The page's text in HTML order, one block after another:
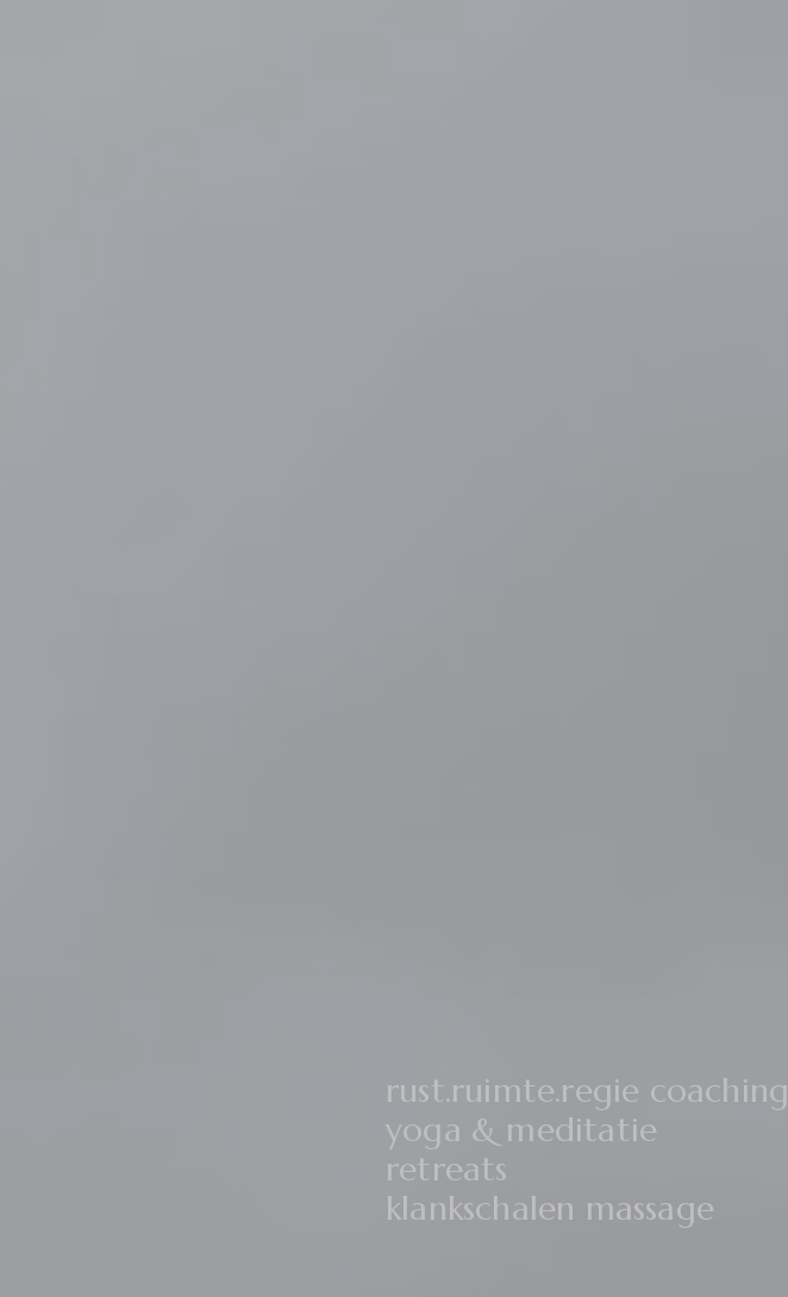
rust.ruimte.regie coaching
yoga & meditatie
retreats
klankschalen massage